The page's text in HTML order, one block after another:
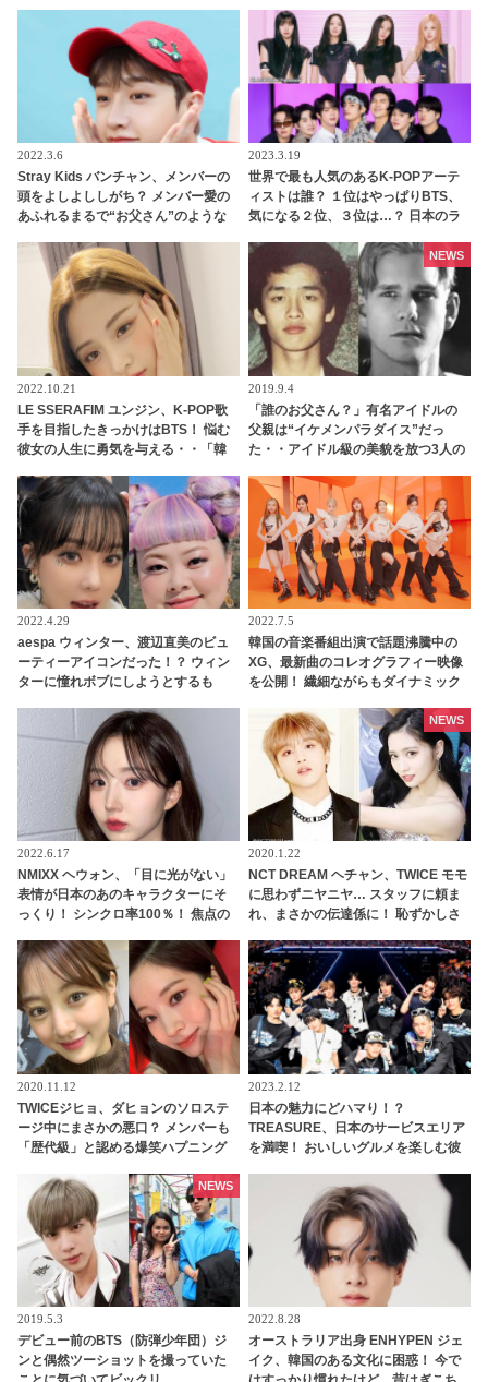
2022.3.6
Stray Kids バンチャン、メンバーの
頭をよしよししがち？ メンバー愛の
あふれるまるで“お父さん”のような
2023.3.19
世界で最も人気のあるK-POPアーテ
ィストは誰？ １位はやっぱりBTS、
気になる２位、３位は…？ 日本のラ
ンクイン！ 各国の個性あふれるデー
タに注目殺到
2022.10.21
LE SSERAFIM ユンジン、K-POP歌
手を目指したきっかけはBTS！ 悩む
彼女の人生に勇気を与える・・「韓
った」感動的なエピソードを明かす
2019.9.4
「誰のお父さん？」有名アイドルの
父親は“イケメンパラダイス”だっ
た・・アイドル級の美貌を放つ3人の
NEWS
2022.4.29
aespa ウィンター、渡辺直美のビュ
ーティーアイコンだった！？ ウィン
ターに憧れボブにしようとするも
ブはウィンターのかわいさだからこ
そ成立していたことを渡辺直美が写
真で証明
2022.7.5
韓国の音楽番組出演で話題沸騰中の
XG、最新曲のコレオグラフィー映像
を公開！ 繊細ながらもダイナミック
2022.6.17
NMIXX ヘウォン、「目に光がない」
表情が日本のあのキャラクターにそ
っくり！ シンクロ率100％！ 焦点の
笑
2020.1.22
NCT DREAM ヘチャン、TWICE モモ
に思わずニヤニヤ… スタッフに頼ま
れ、まさかの伝達係に！ 恥ずかしさ
する、かわいいすぎる姿に、ファン
の視線釘づけ
NEWS
2020.11.12
TWICEジヒョ、ダヒョンのソロステ
ージ中にまさかの悪口？ メンバーも
「歴代級」と認める爆笑ハプニング
2023.2.12
日本の魅力にどハマり！？
TREASURE、日本のサービスエリア
を満喫！ おいしいグルメを楽しむ彼
2019.5.3
デビュー前のBTS（防弾少年団）ジ
ンと偶然ツーショットを撮っていた
NEWS
2022.8.28
オーストラリア出身 ENHYPEN ジェ
イク、韓国のある文化に困惑！ 今で